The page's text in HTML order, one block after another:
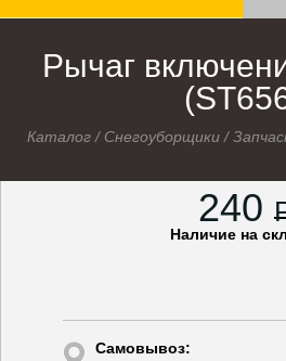
Рычаг
Каталог/ Снегоуборщики/
240
Наличие на
Самовывоз: